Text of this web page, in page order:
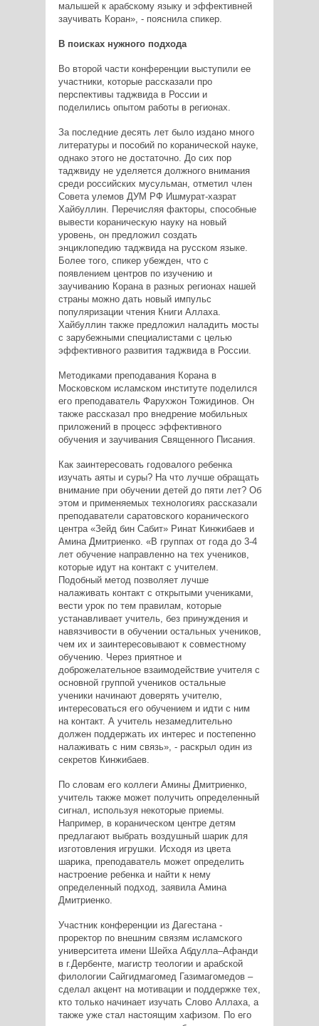
малышей к арабскому языку и эффективней
заучивать Коран», - пояснила спикер.
В поисках нужного подхода
Во второй части конференции выступили ее
участники, которые рассказали про
перспективы таджвида в России и
поделились опытом работы в регионах.
За последние десять лет было издано много
литературы и пособий по коранической науке,
однако этого не достаточно. До сих пор
таджвиду не уделяется должного внимания
среди российских мусульман, отметил член
Совета улемов ДУМ РФ Ишмурат-хазрат
Хайбуллин. Перечисляя факторы, способные
вывести кораническую науку на новый
уровень, он предложил создать
энциклопедию таджвида на русском языке.
Более того, спикер убежден, что с
появлением центров по изучению и
заучиванию Корана в разных регионах нашей
страны можно дать новый импульс
популяризации чтения Книги Аллаха.
Хайбуллин также предложил наладить мосты
с зарубежными специалистами с целью
эффективного развития таджвида в России.
Методиками преподавания Корана в
Московском исламском институте поделился
его преподаватель Фарухжон Тожидинов. Он
также рассказал про внедрение мобильных
приложений в процесс эффективного
обучения и заучивания Священного Писания.
Как заинтересовать годовалого ребенка
изучать аяты и суры? На что лучше обращать
внимание при обучении детей до пяти лет? Об
этом и применяемых технологиях рассказали
преподаватели саратовского коранического
центра «Зейд бин Сабит» Ринат Кинжибаев и
Амина Дмитриенко. «В группах от года до 3-4
лет обучение направленно на тех учеников,
которые идут на контакт с учителем.
Подобный метод позволяет лучше
налаживать контакт с открытыми учениками,
вести урок по тем правилам, которые
устанавливает учитель, без принуждения и
навязчивости в обучении остальных учеников,
чем их и заинтересовывают к совместному
обучению. Через приятное и
доброжелательное взаимодействие учителя с
основной группой учеников остальные
ученики начинают доверять учителю,
интересоваться его обучением и идти с ним
на контакт. А учитель незамедлительно
должен поддержать их интерес и постепенно
налаживать с ним связь», - раскрыл один из
секретов Кинжибаев.
По словам его коллеги Амины Дмитриенко,
учитель также может получить определенный
сигнал, используя некоторые приемы.
Например, в кораническом центре детям
предлагают выбрать воздушный шарик для
изготовления игрушки. Исходя из цвета
шарика, преподаватель может определить
настроение ребенка и найти к нему
определенный подход, заявила Амина
Дмитриенко.
Участник конференции из Дагестана -
проректор по внешним связям исламского
университета имени Шейха Абдулла–Афанди
в г.Дербенте, магистр теологии и арабской
филологии Сайгидмагомед Газимагомедов –
сделал акцент на мотивации и поддержке тех,
кто только начинает изучать Слово Аллаха, а
также уже стал настоящим хафизом. По его